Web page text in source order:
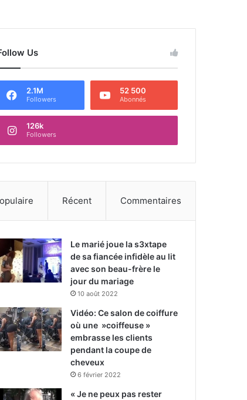
Us
2.1M
Followers
52 500
Abonnés
126k
Followers
Récent Commentaires
Le marié joue la s3xtape
de sa fiancée infidèle au lit
avec son beau-frère le
jour du mariage
10 août 2022
Vidéo: Ce salon de coiffure
où une »coiffeuse »
embrasse les clients
pendant la coupe de
cheveux
6 février 2022
« Je ne peux pas rester